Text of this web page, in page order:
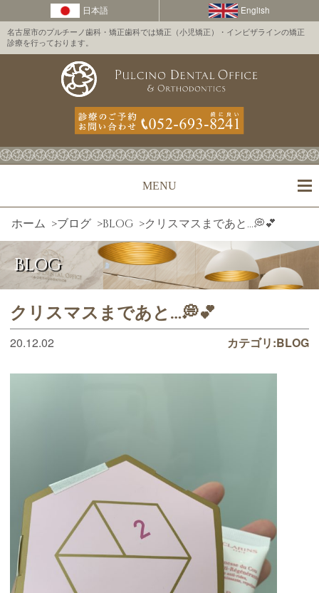
名古屋市のプルチーノ歯科・矯正歯科では矯正（小児矯正）・インビザラインの矯正
診療を行っております。
MENU
ホーム >ブログ >BLOG >クリスマスまであと…💭💕
BLOG
クリスマスまであと…💭💕
20.12.02 カテゴリ:BLOG